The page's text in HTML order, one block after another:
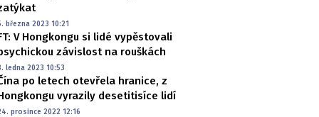
března 2023 10:21
V Hongkongu si lidé vypěstovali
závislost na rouškách
ledna 2023 10:53
po letech otevřela hranice, z
vyrazily desetitisíce lidí
prosince 2022 12:16